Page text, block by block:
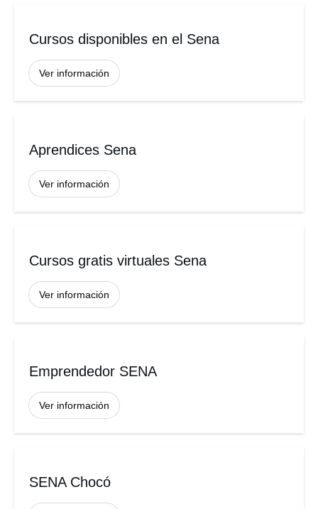
Cursos disponibles en el Sena
Ver información
Aprendices Sena
Ver información
Cursos gratis virtuales Sena
Ver información
Emprendedor SENA
Ver información
SENA Chocó